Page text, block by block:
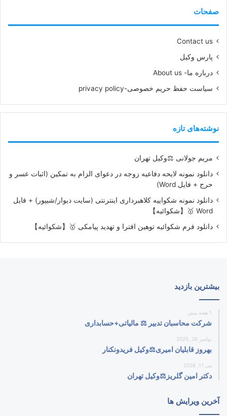
صفحات
Contact us
پارس وکیل
درباره ما- About us
سیاست حفظ حریم خصوصی-privacy policy
نوشته‌های تازه
مریم جولانی ⚖️وکیل تهران
دانلود نمونه لایحه دفاعیه زوجه در دعوای الزام به تمکین (اثبات عسر و
حرج + فایل Word)
دانلود نمونه شکواییه کلاهبرداری اینترنتی (سایت دیوار/شیپور) + فایل
Word 🥇【شکوائیه】
دانلود فرم شکوائیه توهین افترا و تهدید پیامکی 🥇【شکوائیه】
بیشترین بازدید
1 هفته پیش
شرکت محاسبان تدبیر ⚖️ مالیاتی+حسابداری
نوامبر 26, 2025
بهروز قابلیان امیری⚖️وکیل فریدونکنار
می 11, 2026
دکتر امین گلریز⚖️وکیل تهران
آخرین ویرایش ها